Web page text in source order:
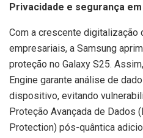
Privacidade e segurança
Com a crescente digitalização
empresariais, a Samsung
proteção no Galaxy S25.
Engine garante análise de
dispositivo, evitando
Proteção Avançada de Dados
Protection) pós-quântica